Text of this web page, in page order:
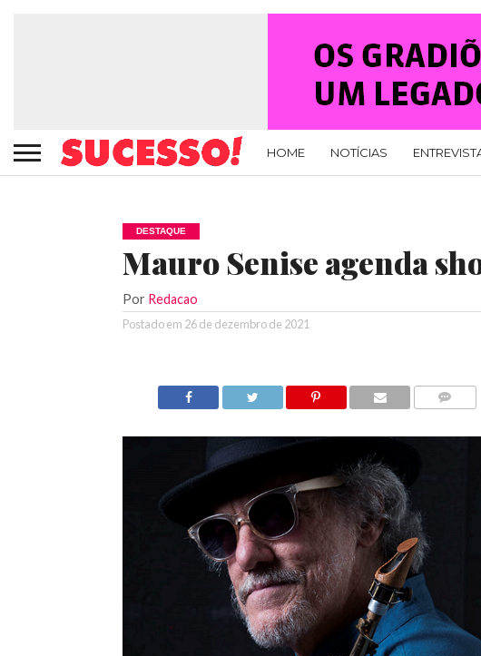
HOME NOTÍCIAS
DESTAQUE
Mauro Senise agenda
Por Redacao
Postado em 26 de dezembro de 2021